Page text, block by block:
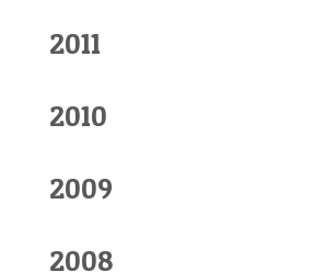
2011
2010
2009
2008